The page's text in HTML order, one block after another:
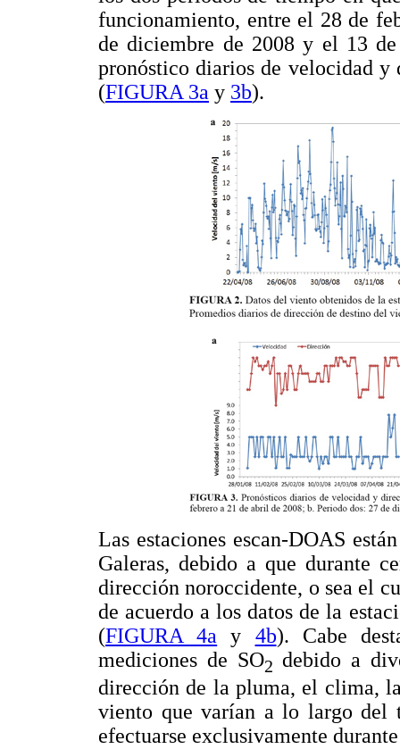
funcionamiento, entre el 28 de
de diciembre de 2008 y el 13
pronóstico diarios de velocidad
(FIGURA 3a y 3b).
Las estaciones escan-DOAS
Galeras, debido a que durante
dirección noroccidente, o sea el
de acuerdo a los datos de la
(FIGURA 4a y 4b). Cabe
mediciones de SO2 debido a
dirección de la pluma, el clima,
viento que varían a lo largo del
efectuarse exclusivamente